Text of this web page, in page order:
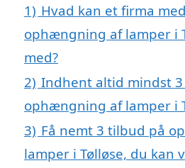
1) Hvad kan et firma
ophængning af lamper i
med?
2) Indhent altid mindst
ophængning af lamper i
3) Få nemt 3 tilbud på
lamper i Tølløse, du kan